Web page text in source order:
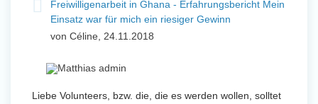
Freiwilligenarbeit in Ghana - Erfahrungsbericht Mein
Einsatz war für mich ein riesiger Gewinn
von Céline, 24.11.2018
Liebe Volunteers, bzw. die, die es werden wollen, solltet